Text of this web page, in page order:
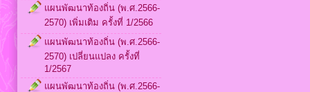
แผนพัฒนาท้องถิ่น (พ.ศ.2566-
2570) เพิ่มเติม ครั้งที่ 1/2566
แผนพัฒนาท้องถิ่น (พ.ศ.2566-
2570) เปลี่ยนแปลง ครั้งที่
1/2567
แผนพัฒนาท้องถิ่น (พ.ศ.2566-